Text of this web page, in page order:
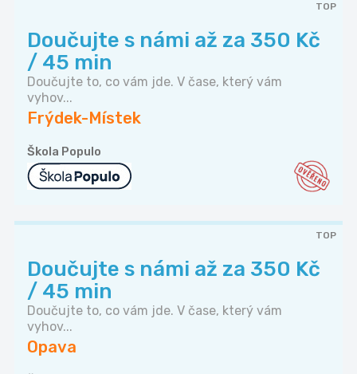
TOP
Doučujte s námi až za 350 Kč
/ 45 min
Doučujte to, co vám jde. V čase, který vám
vyhov...
Frýdek-Místek
Škola Populo
TOP
Doučujte s námi až za 350 Kč
/ 45 min
Doučujte to, co vám jde. V čase, který vám
vyhov...
Opava